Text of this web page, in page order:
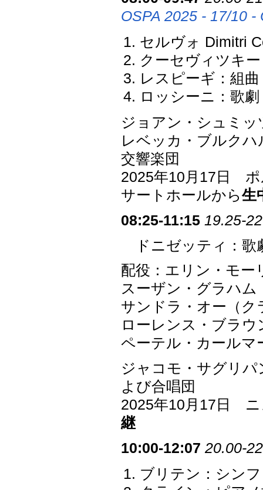
OSPA 2025 - 17/10
セルヴォ Dimitri
クーセヴィツキ
レスピーギ：組
ロッシーニ：歌
ジョアン・シュミ
レベッカ・ブルク
交響楽団
2025年10月17日 ポ
サートホールから生
08:25-11:15 19.25-
ドニゼッティ：歌
配役：エリン・モー
スーザン・グラハ
サンドラ・オー（ク
ローレンス・ブラ
ペーテル・カールマ
ジャコモ・サグリ
よび合唱団
2025年10月17日 ニ
継
10:00-12:07 20.00-
ブリテン：シン